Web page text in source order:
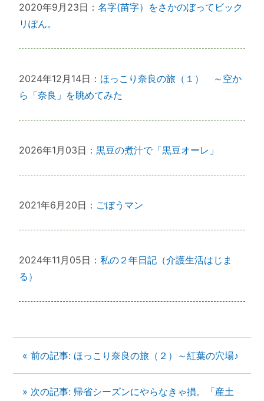
2020年9月23日：名字(苗字）をさかのぼってビック
リぽん。
2024年12月14日： ほっこり奈良の旅（１） ～空か
ら「奈良」を眺めてみた
2026年1月03日：黒豆の煮汁で「黒豆オーレ」
2021年6月20日： ごぼうマン
2024年11月05日：私の２年日記（介護生活はじま
る）
« 前の記事: ほっこり奈良の旅（２）～紅葉の穴場♪
» 次の記事: 帰省シーズンにやらなきゃ損。「産土